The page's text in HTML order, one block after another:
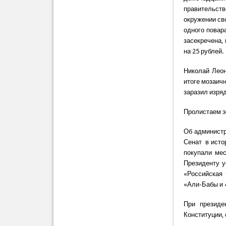
окружении
одного
на 25 рублей.
Николай
итоге
заразил
Пролистаем
Об
Сенат в
покупали
Президенту
«Али-Бабы и
При